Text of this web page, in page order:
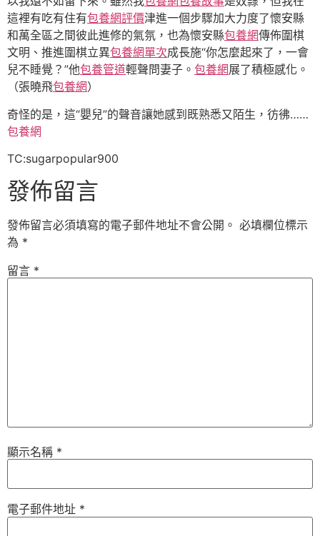
這裡有吃有住有包養網評價津進一個步驟加大力度了懷安縣
和萬全區之間彼此進修的氣氛，也為懷安縣包養網傳佈圍棋
文明、推進圍棋立異包養網單次成長施“你怎麼起來了，一會
兒不睡覺？”他包養管道輕聲問妻子。 包養網展了積極感化。
（張曉飛包養網）
奇怪的是，這“嬰兒”的聲音讓她感到既熟悉又陌生，彷彿……
包養網
TC:sugarpopular900
發佈留言
發佈留言必須填寫的電子郵件地址不會公開。 必填欄位標示
為 *
留言 *
顯示名稱 *
電子郵件地址 *